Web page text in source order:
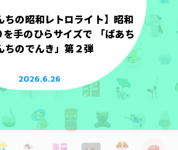
ちの昭和レトロライト】昭和
を手のひらサイズで 「ばあち
ちのでんき」第２弾
2026.6.26